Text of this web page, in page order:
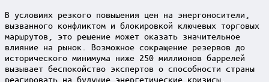
В условиях резкого повышения цен на энергоносители,
вызванного конфликтом и блокировкой ключевых торговых
маршрутов, это решение может оказать значительное
влияние на рынок. Возможное сокращение резервов до
исторического минимума ниже 250 миллионов баррелей
вызывает беспокойство экспертов о способности страны
реагировать на будущие энергетические кризисы.